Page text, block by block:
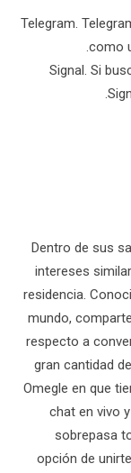
Telegram.
como
Signal. Si
Dentro de sus
intereses
residencia.
mundo,
respecto a
gran cantidad
Omegle en que
chat en vivo
sobrepasa
opción de